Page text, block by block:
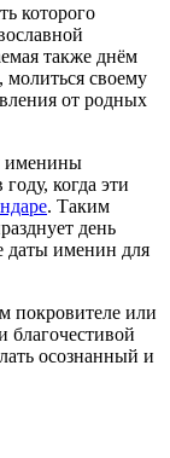
которого
также днём
молиться своему
от родных
именины
когда эти
. Таким
день
даты именин для
покровителе или
благочестивой
осознанный и